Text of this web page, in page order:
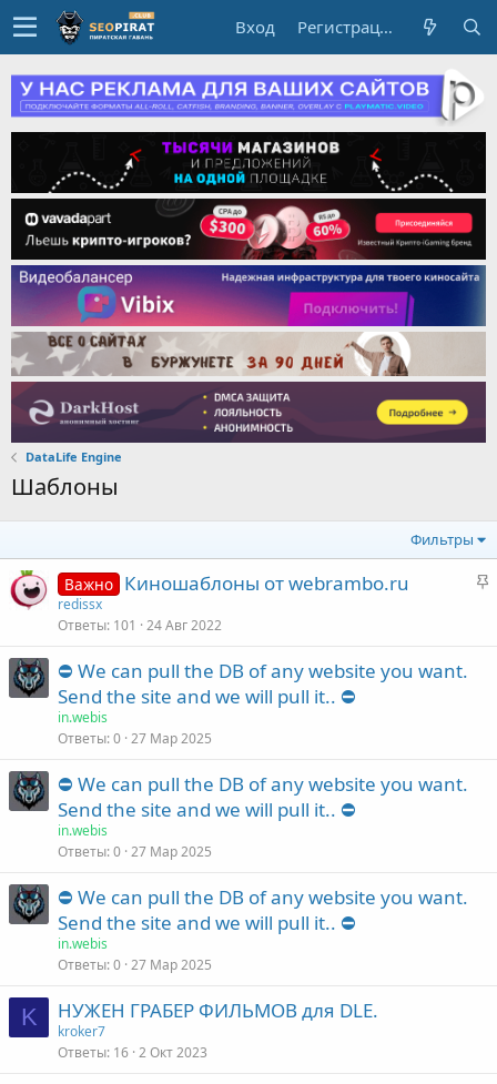
Вход Регистрация
DataLife Engine
Шаблоны
Фильтры
З
Важно Киношаблоны от webrambo.ru
redissx
Ответы 101 24 Авг 2022
⛔️ We can pull the DB of any website you want.
Send the site and we will pull it.. ⛔️
in.webis
Ответы 0 27 Мар 2025
⛔️ We can pull the DB of any website you want.
Send the site and we will pull it.. ⛔️
in.webis
Ответы 0 27 Мар 2025
⛔️ We can pull the DB of any website you want.
Send the site and we will pull it.. ⛔️
in.webis
Ответы 0 27 Мар 2025
K НУЖЕН ГРАБЕР ФИЛЬМОВ для DLE.
kroker7
Ответы 16 2 Окт 2023